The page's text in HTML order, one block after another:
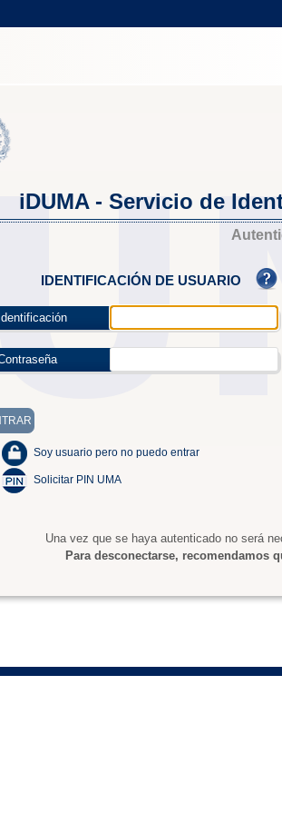
iDUMA - Servicio de
IDENTIFICACIÓN DE USUARIO
Identificación
Soy usuario pero no puedo entrar
Solicitar PIN UMA
Una vez que se haya autenticado no será
Para desconectarse, recomendamos